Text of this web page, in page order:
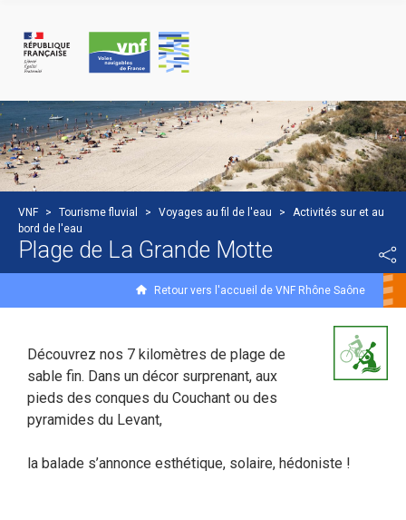
VNF > Tourisme fluvial > Voyages au fil de l'eau >
Activités sur et au
bord de l'eau
Plage de La Grande Motte
Retour vers l'accueil de VNF Rhône Saône
Découvrez nos 7 kilomètres de plage de
sable fin. Dans un décor surprenant, aux
pieds des conques du Couchant ou des
pyramides du Levant,
la balade s’annonce esthétique, solaire, hédoniste !